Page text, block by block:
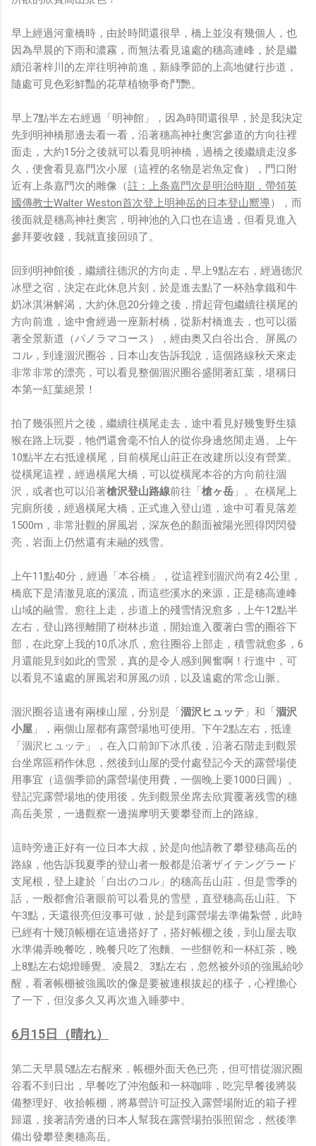
早上經過河童橋時，由於時間還很早，橋上並沒有幾個人，也
因為早晨的下雨和濃霧，而無法看見遠處的穗高連峰，於是繼
續沿著梓川的左岸往明神前進，新綠季節的上高地健行步道，
隨處可見色彩鮮豔的花草植物爭奇鬥艷。
早上7點半左右經過「明神館」，因為時間還很早，於是我決定
先到明神橋那邊去看一看，沿著穗高神社奧宮參道的方向往裡
面走，大約15分之後就可以看見明神橋，過橋之後繼續走沒多
久，便會看見嘉門次小屋（這裡的名物是岩魚定食），門口附
近有上条嘉門次的雕像（註：上条嘉門次是明治時期，帶領英
國傳教士Walter Weston首次登上明神岳的日本登山嚮導），而
後面就是穗高神社奧宮，明神池的入口也在這邊，但看見進入
參拜要收錢，我就直接回頭了。
回到明神館後，繼續往德沢的方向走，早上9點左右，經過德沢
冰壁之宿，決定在此休息片刻，於是進去點了一杯熱拿鐵和牛
奶冰淇淋解渴，大約休息20分鐘之後，揹起背包繼續往橫尾的
方向前進，途中會經過一座新村橋，從新村橋進去，也可以循
著全景新道（パノラマコース），經由奥又白谷出合、屏風の
コル，到達涸沢圈谷，日本山友告訴我說，這個路線秋天來走
非常非常的漂亮，可以看見整個涸沢圈谷盛開著紅葉，堪稱日
本第一紅葉絕景！
拍了幾張照片之後，繼續往橫尾走去，途中看見好幾隻野生猿
猴在路上玩耍，牠們還會毫不怕人的從你身邊悠閒走過。上午
10點半左右抵達橫尾，目前橫尾山莊正在改建所以沒有營業。
從橫尾這裡，經過橫尾大橋，可以從橫尾本谷的方向前往涸
沢，或者也可以沿著槍沢登山路線前往「槍ヶ岳 」。在橫尾上
完廁所後，經過橫尾大橋，正式進入登山道，途中可看見落差
1500m，非常壯觀的屏風岩，深灰色的顏面被陽光照得閃閃發
亮，岩面上仍然還有未融的残雪。
上午11點40分，經過「本谷橋」，從這裡到涸沢尚有2.4公里，
橋底下是清澈見底的溪流，而這些溪水的來源，正是穗高連峰
山域的融雪。愈往上走，步道上的殘雪情況愈多，上午12點半
左右，登山路徑離開了樹林步道，開始進入覆著白雪的圈谷下
部，在此穿上我的10爪冰爪，愈往圈谷上部走，積雪就愈多，6
月還能見到如此的雪景，真的是令人感到興奮啊！行進中，可
以看見不遠處的屏風岩和屏風の頭，以及遠處的常念山脈。
涸沢圈谷這邊有兩棟山屋，分別是「涸沢ヒュッテ 」和「涸沢
小屋 」，兩個山屋都有露營場地可使用。下午2點左右，抵達
「涸沢ヒュッテ」，在入口前卸下冰爪後，沿著石階走到觀景
台坐席區稍作休息，然後到山屋的受付處登記今天的露營場使
用事宜（這個季節的露營場使用費，一個晚上要1000日圓）。
登記完露營場地的使用後，先到觀景坐席去欣賞覆著残雪的穗
高岳美景，一邊觀察一邊揣摩明天要攀登而上的路線。
這時旁邊正好有一位日本大叔，於是向他請教了攀登穗高岳的
路線，他告訴我夏季的登山者一般都是沿著ザイテングラード
支尾根，登上建於「白出のコル」的穗高岳山莊，但是雪季的
話，一般都會沿著眼前可以看見的雪壁，直登穗高岳山莊。下
午3點，天還很亮但沒事可做，於是到露營場去準備紮營，此時
已經有十幾頂帳棚在這邊搭好了，搭好帳棚之後，到山屋去取
水準備弄晚餐吃，晚餐只吃了泡麵、一些餅乾和一杯紅茶，晚
上8點左右熄燈睡覺。凌晨2、3點左右，忽然被外頭的強風給吵
醒，看著帳棚被強風吹的像是要被連根拔起的樣子，心裡擔心
了一下，但沒多久又再次進入睡夢中。
6月15日（晴れ）
第二天早晨5點左右醒來，帳棚外面天色已亮，但可惜從涸沢圈
谷看不到日出，早餐吃了沖泡飯和一杯咖啡，吃完早餐後將裝
備整理好、收拾帳棚，將幕營許可証投入露營場附近的箱子裡
歸還，接著請旁邊的日本人幫我在露營場拍張照留念，然後準
備出發攀登奧穗高岳。